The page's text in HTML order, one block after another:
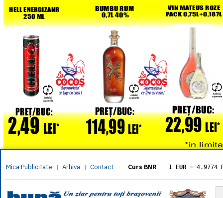
Mica Publicitate | Arhiva | Contact Curs BNR 1 EUR = 4.9774
= 5.8304
1 XAU= 464.4611